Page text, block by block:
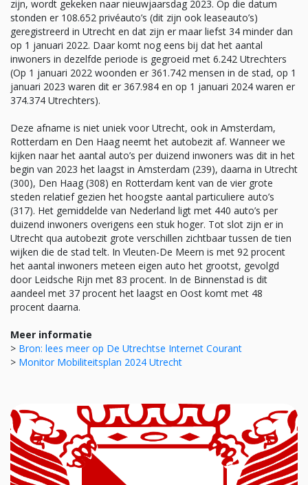
zijn, wordt gekeken naar nieuwjaarsdag 2023. Op die datum
stonden er 108.652 privéauto’s (dit zijn ook leaseauto’s)
geregistreerd in Utrecht en dat zijn er maar liefst 34 minder dan
op 1 januari 2022. Daar komt nog eens bij dat het aantal
inwoners in dezelfde periode is gegroeid met 6.242 Utrechters
(Op 1 januari 2022 woonden er 361.742 mensen in de stad, op 1
januari 2023 waren dit er 367.984 en op 1 januari 2024 waren er
374.374 Utrechters).
Deze afname is niet uniek voor Utrecht, ook in Amsterdam,
Rotterdam en Den Haag neemt het autobezit af. Wanneer we
kijken naar het aantal auto’s per duizend inwoners was dit in het
begin van 2023 het laagst in Amsterdam (239), daarna in Utrecht
(300), Den Haag (308) en Rotterdam kent van de vier grote
steden relatief gezien het hoogste aantal particuliere auto’s
(317). Het gemiddelde van Nederland ligt met 440 auto’s per
duizend inwoners overigens een stuk hoger. Tot slot zijn er in
Utrecht qua autobezit grote verschillen zichtbaar tussen de tien
wijken die de stad telt. In Vleuten-De Meern is met 92 procent
het aantal inwoners meteen eigen auto het grootst, gevolgd
door Leidsche Rijn met 83 procent. In de Binnenstad is dit
aandeel met 37 procent het laagst en Oost komt met 48
procent daarna.
Meer informatie
> Bron: lees meer op De Utrechtse Internet Courant
> Monitor Mobiliteitsplan 2024 Utrecht